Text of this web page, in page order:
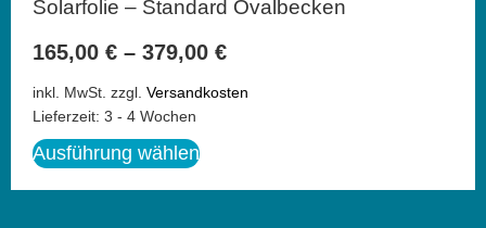
Solarfolie – Standard Ovalbecken
165,00 € – 379,00 €
inkl. MwSt. zzgl. Versandkosten
Lieferzeit: 3 - 4 Wochen
Ausführung wählen